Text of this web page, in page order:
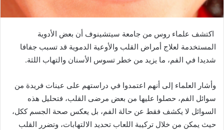
اكتشف علماء روس من جامعة سيتشينوف أن بعض الأدوية
المستخدمة لعلاج أمراض القلب والأوعية الدموية قد تسبب جفافا
شديدا في الفم، ما يزيد من خطر تسوس الأسنان والتهاب اللثة.
وأشار العلماء إلى أنهم اعتمدوا في دراستهم على عينات فريدة من
سوائل الفم، حصلوا عليها من بعض مرضى القلب، فتحليل هذه
السوائل لا يكشف فقط عن حالة الفم، بل يعكس صحة الجسم ككل،
حيث يمكن من خلال تركيبة اللعاب تحديد الالتهابات، وتضرر القلب